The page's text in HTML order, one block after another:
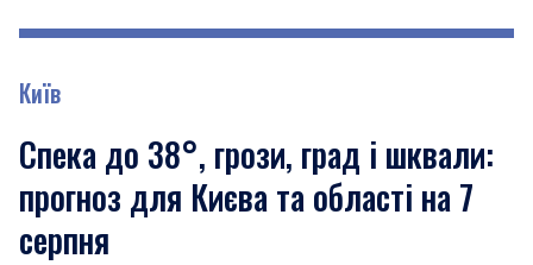
Київ
Спека до 38°, грози, град і шквали:
прогноз для Києва та області на 7
серпня